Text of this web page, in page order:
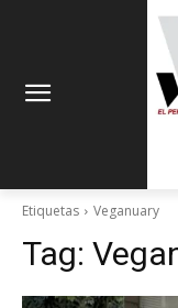
Etiquetas Veganuary
Tag: